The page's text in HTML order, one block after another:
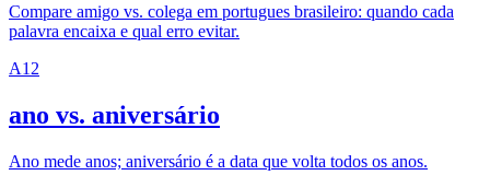
Compare amigo vs. colega em portugues brasileiro: quando cada
palavra encaixa e qual erro evitar.
A1 2
ano vs. aniversário
Ano mede anos; aniversário é a data que volta todos os anos.